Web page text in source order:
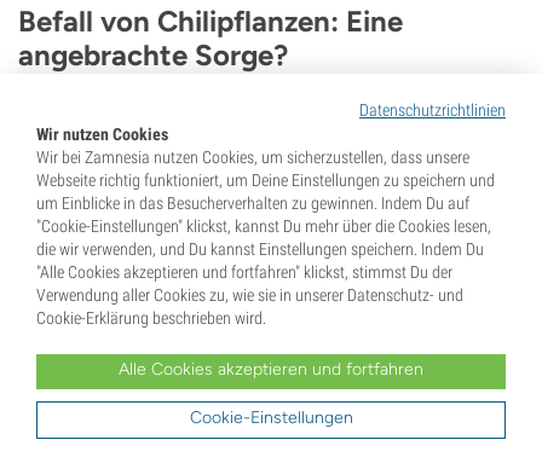
Befall von Chilipflanzen: Eine
angebrachte Sorge?
Viele, wenn nicht die meisten Chilipflanzen werden von der
Aussaat bis zur Ernte wachsen, ohne dass Probleme
auftreten. Und viele andere werden ihre Probleme alleine
lösen, denn schließlich haben die Pflanzen über Hunderte
von Millionen Jahren Abwehrmechanismen entwickelt; aus
diesem Grund sind Chilibeeren ja so scharf!
Gelegentlich treten jedoch insbesondere bei zu eng
beieinander stehenden, unter feuchten Bedingungen
wachsenden Pflanzen Infektionen und Schädlingsbefall auf.
Meistens können diese Probleme mit ein wenig Wissen,
Liebe und Zuwendung überwunden werden, so dass Deinen
Datenschutzrichtlinien
Wir nutzen Cookies
Wir bei Zamnesia nutzen Cookies, um sicherzustellen, dass unsere
Webseite richtig funktioniert, um Deine Einstellungen zu speichern und
um Einblicke in das Besucherverhalten zu gewinnen. Indem Du auf
"Cookie-Einstellungen" klickst, kannst Du mehr über die Cookies lesen,
die wir verwenden, und Du kannst Einstellungen speichern. Indem Du
"Alle Cookies akzeptieren und fortfahren" klickst, stimmst Du der
Verwendung aller Cookies zu, wie sie in unserer Datenschutz- und
Cookie-Erklärung beschrieben wird.
Alle Cookies akzeptieren und fortfahren
Cookie-Einstellungen